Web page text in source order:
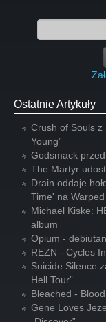
Ostatnie Artykuły
Crush of Souls z
Young”
Godsmack
The Martyr
Drain oddaje
Time' na
Michael Kiske:
album
Opium -
REZN - Cycles
Suicide Silence
Hell Tour”
Bleached -
Gene Loves